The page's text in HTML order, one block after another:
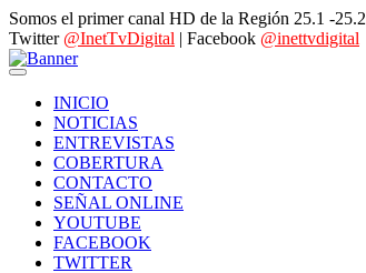
Somos el primer canal HD de la Región 25.1 -25.2
Twitter @InetTvDigital | Facebook @inettvdigital
INICIO
NOTICIAS
ENTREVISTAS
COBERTURA
CONTACTO
SEÑAL ONLINE
YOUTUBE
FACEBOOK
TWITTER